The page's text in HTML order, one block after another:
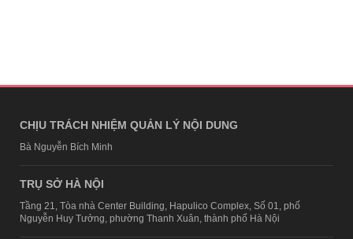
CHỊU TRÁCH NHIỆM QUẢN LÝ NỘI DUNG
Bà Nguyễn Bích Minh
TRỤ SỞ HÀ NỘI
Tầng 21, Tòa nhà Center Building, Hapulico Complex, Số 01, phố
Nguyễn Huy Tưởng, phường Thanh Xuân, thành phố Hà Nội